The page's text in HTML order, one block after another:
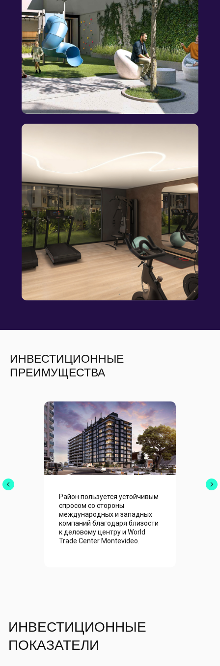
ИНВЕСТИЦИОННЫЕ
ПРЕИМУЩЕСТВА
Район пользуется устойчивым
спросом со стороны
международных и западных
компаний благодаря близости
к деловому центру и World
Trade Center Montevideo.
ИНВЕСТИЦИОННЫЕ
ПОКАЗАТЕЛИ
Прирост капитала
через 2 года
30-35%
Прирост капитала
через 3 года
8%
Рентабельность
1800/месяц
Аренда